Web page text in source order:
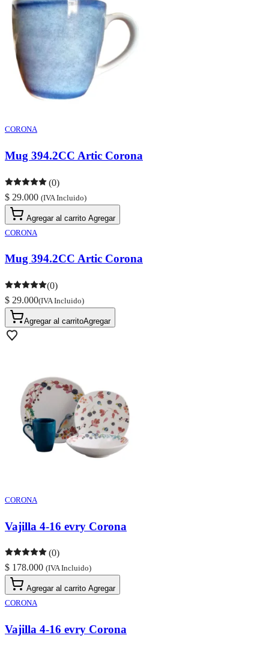
CORONA
Mug 394.2CC Artic Corona
(0)
$ 29.000 (IVA Incluido)
Agregar al carrito Agregar
CORONA
Mug 394.2CC Artic Corona
(0)
$ 29.000(IVA Incluido)
Agregar al carritoAgregar
CORONA
Vajilla 4-16 evry Corona
(0)
$ 178.000 (IVA Incluido)
Agregar al carrito Agregar
CORONA
Vajilla 4-16 evry Corona